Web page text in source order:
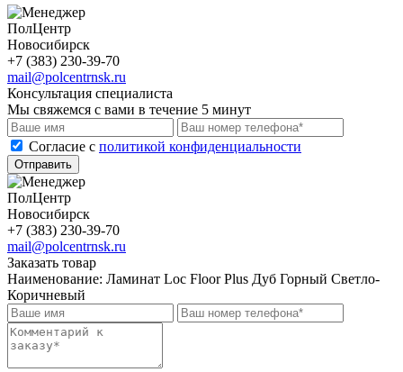
ПолЦентр
Новосибирск
+7 (383) 230-39-70
mail@polcentrnsk.ru
Консультация специалиста
Мы свяжемся с вами в течение 5 минут
Cогласие с политикой конфиденциальности
Отправить
ПолЦентр
Новосибирск
+7 (383) 230-39-70
mail@polcentrnsk.ru
Заказать товар
Наименование: Ламинат Loc Floor Plus Дуб Горный Светло-
Коричневый